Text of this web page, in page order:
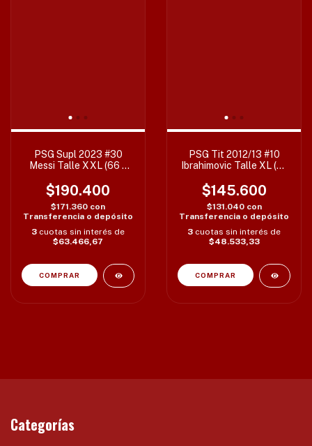
PSG Supl 2023 #30
Messi Talle XXL (66 x
$190.400
$171.360 con
Transferencia o depósito
3 cuotas sin interés de
$63.466,67
PSG Tit 2012/13 #10
Ibrahimovic Talle XL (61
$145.600
$131.040 con
Transferencia o depósito
3 cuotas sin interés de
$48.533,33
Categorías